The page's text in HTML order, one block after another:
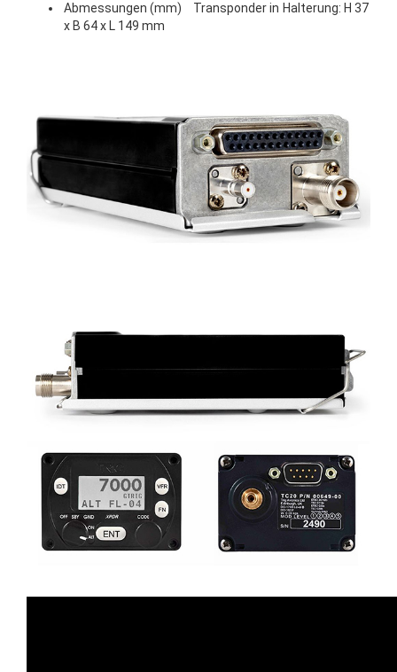
Abmessungen (mm) Transponder in Halterung: H 37
x B 64 x L 149 mm